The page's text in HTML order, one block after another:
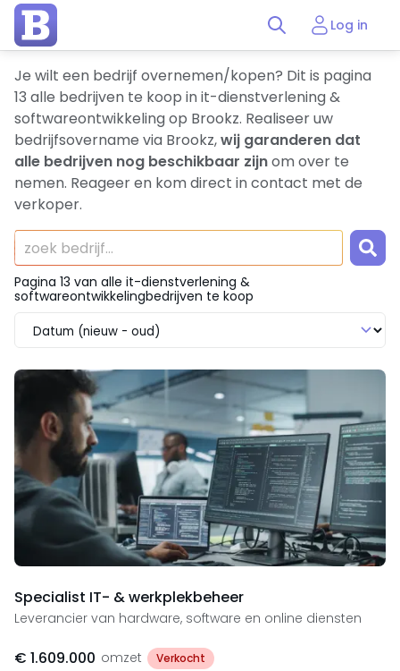
Log in
Je wilt een bedrijf overnemen/kopen? Dit is pagina
13 alle bedrijven te koop in it-dienstverlening &
softwareontwikkeling op Brookz. Realiseer uw
bedrijfsovername via Brookz,wij garanderen dat
alle bedrijven nog beschikbaar zijnom over te
nemen. Reageer en kom direct in contact met de
verkoper.
Pagina 13 van alle it-dienstverlening &
softwareontwikkelingbedrijven te koop
Specialist IT- & werkplekbeheer
Leverancier van hardware, software en online diensten
€ 1.609.000 omzet Verkocht